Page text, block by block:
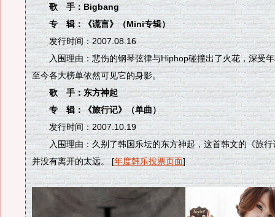
歌 手：Bigbang
专 辑：《谎言》（Mini专辑）
发行时间：2007.08.16
入围理由：悲伤的钢琴弦律与Hiphop碰撞出了火花，深受年
至今各大榜单依然可见它的身影。
歌 手：东方神起
专 辑：《旅行记》（单曲）
发行时间：2007.10.19
入围理由：久别了韩国乐坛的东方神起，这首韩文的《旅行
并没有离开的太远。 [年度韩乐投票页面]